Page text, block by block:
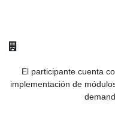
El participante cuenta
implementación de